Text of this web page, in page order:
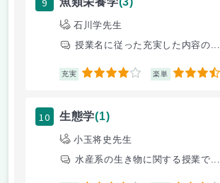
石川学先生
授業名に従った充実した内容の...
充実 4 楽単 3.5
10 生態学(1)
小玉将史先生
水産系の生き物に関する授業で...